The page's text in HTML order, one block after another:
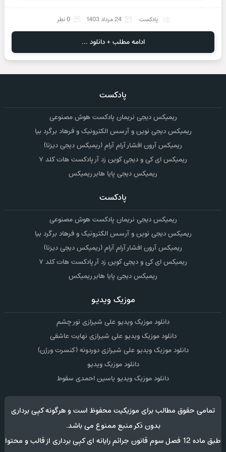
پادکست 24 مرداد 1403 0 نظر
ادامه مطلب + دانلود ...
پادکست
ریمیکس دیجی نریمان پادکست هوش مصنوعی
ریمیکس دیجی نوین و آرسس الکترونیک و فرهاد برگرد بیا
ریمیکس آرون افشار آرام آرام (ریمیکس دیجی دیزنا)
ریمیکس ای کی و دیجی کوین زد آر پادکست هات کلد ۷
ریمیکس دیجی پایا هابر ریمیکس
پادکست
ریمیکس دیجی نریمان پادکست هوش مصنوعی
ریمیکس دیجی نوین و آرسس الکترونیک و فرهاد برگرد بیا
ریمیکس آرون افشار آرام آرام (ریمیکس دیجی دیزنا)
ریمیکس ای کی و دیجی کوین زد آر پادکست هات کلد ۷
ریمیکس دیجی پایا هابر ریمیکس
موزیک ویدیو
دانلود موزیک ویدیو علی شیرازی نور چشم
دانلود موزیک ویدیو علی شیرازی نهایت عاشقی
دانلود موزیک ویدیو علی شیرازی دوردونه (کنسرت ورژن)
دانلود موزیک ویدیو
دانلود موزیک ویدیو یاسین احمدی سقوط
تمامی حقوق مطالب برای موزیکیت محفوظ است و هرگونه کپی برداری
بدون ذکر منبع ممنوع می باشد.
طبق ماده 12 فصل سوم قانون جرائم رایانه ای کپی برداری از قالب و محتوا